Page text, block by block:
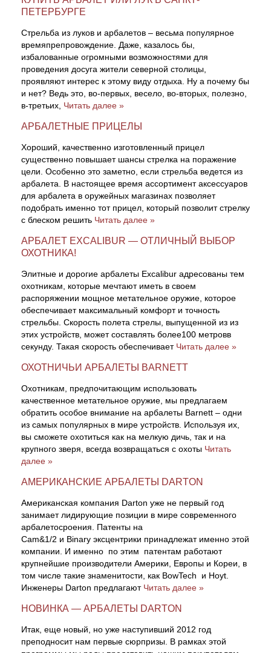
ПЕТЕРБУРГЕ
Стрельба из луков и арбалетов – весьма популярное
времяпрепровождение. Даже, казалось бы,
избалованные огромными возможностями для
проведения досуга жители северной столицы,
проявляют интерес к этому виду отдыха. Ну а почему бы
и нет? Ведь это, во-первых, весело, во-вторых, полезно,
в-третьих, Читать далее »
АРБАЛЕТНЫЕ ПРИЦЕЛЫ
Хороший, качественно изготовленный прицел
существенно повышает шансы стрелка на поражение
цели. Особенно это заметно, если стрельба ведется из
арбалета. В настоящее время ассортимент аксессуаров
для арбалета в оружейных магазинах позволяет
подобрать именно тот прицел, который позволит стрелку
с блеском решить Читать далее »
АРБАЛЕТ EXCALIBUR — ОТЛИЧНЫЙ ВЫБОР
ОХОТНИКА!
Элитные и дорогие арбалеты Excalibur адресованы тем
охотникам, которые мечтают иметь в своем
распоряжении мощное метательное оружие, которое
обеспечивает максимальный комфорт и точность
стрельбы. Скорость полета стрелы, выпущенной из из
этих устройств, может составлять более100 метровв
секунду. Такая скорость обеспечивает Читать далее »
ОХОТНИЧЬИ АРБАЛЕТЫ BARNETT
Охотникам, предпочитающим использовать
качественное метательное оружие, мы предлагаем
обратить особое внимание на арбалеты Barnett – одни
из самых популярных в мире устройств. Используя их,
вы сможете охотиться как на мелкую дичь, так и на
крупного зверя, всегда возвращаться с охоты Читать
далее »
АМЕРИКАНСКИЕ АРБАЛЕТЫ DARTON
Американская компания Darton уже не первый год
занимает лидирующие позиции в мире современного
арбалетосроения. Патенты на
Cam&1/2 и Binary эксцентрики принадлежат именно этой
компании. И именно по этим патентам работают
крупнейшие производители Америки, Европы и Кореи, в
том числе такие знаменитости, как BowTech и Hoyt.
Инженеры Darton предлагают Читать далее »
НОВИНКА — АРБАЛЕТЫ DARTON
Итак, еще новый, но уже наступивший 2012 год
преподносит нам первые сюрпризы. В рамках этой